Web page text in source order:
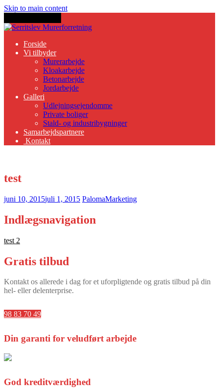
Skip to main content
Forside
Vi tilbyder
Murerarbejde
Kloakarbejde
Betonarbejde
Jordarbejde
Galleri
Udlejningsejendomme
Private boliger
Stald- og industribygninger
Samarbejdspartnere
Kontakt
test
juni 10, 2015juli 1, 2015 PalomaMarketing
Indlægsnavigation
test 2
Gratis tilbud
Kontakt os allerede i dag for et uforpligtende og gratis tilbud på din
hel- eller delenterprise.
98 83 70 49
Din garanti for veludført arbejde
God kreditværdighed